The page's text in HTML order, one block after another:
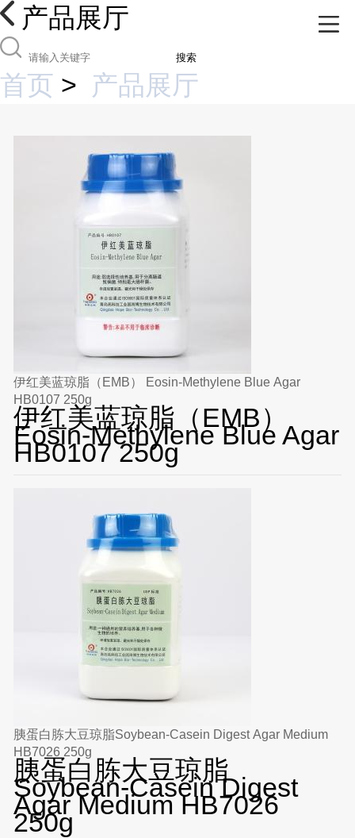
产品展厅
搜索
首页 > 产品展厅
伊红美蓝琼脂（EMB） Eosin-Methylene Blue Agar
HB0107 250g
伊红美蓝琼脂（EMB）
Eosin-Methylene Blue Agar
HB0107 250g
胰蛋白胨大豆琼脂Soybean-Casein Digest Agar Medium
HB7026 250g
胰蛋白胨大豆琼脂
Soybean-Casein Digest
Agar Medium HB7026
250g